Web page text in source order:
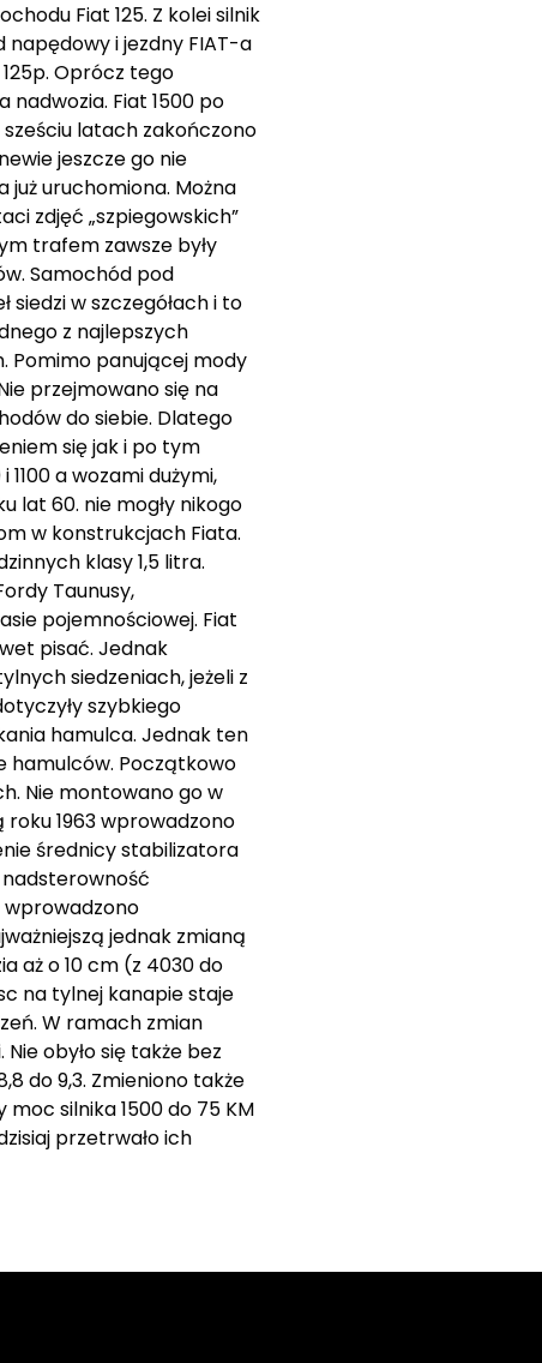
Fiat 125. Z kolei silnik
napędowy i jezdny FIAT-a
Oprócz tego
Fiat 1500 po
sześciu latach zakończono
jeszcze go nie
uruchomiona. Można
zdjęć „szpiegowskich”
trafem zawsze były
Samochód pod
siedzi w szczegółach i to
z najlepszych
Pomimo panującej mody
przejmowano się na
do siebie. Dlatego
się jak i po tym
a wozami dużymi,
lat 60. nie mogły nikogo
w konstrukcjach Fiata.
klasy 1,5 litra.
Taunusy,
pojemnościowej. Fiat
pisać. Jednak
siedzeniach, jeżeli z
szybkiego
hamulca. Jednak ten
hamulców. Początkowo
Nie montowano go w
1963 wprowadzono
średnicy stabilizatora
wprowadzono
jednak zmianą
aż o 10 cm (z 4030 do
na tylnej kanapie staje
W ramach zmian
obyło się także bez
do 9,3. Zmieniono także
silnika 1500 do 75 KM
przetrwało ich